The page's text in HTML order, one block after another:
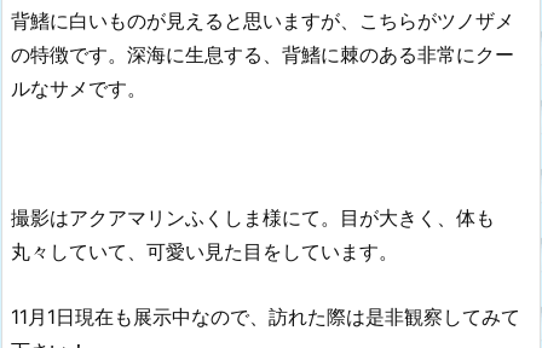
背鰭に白いものが見えると思いますが、こちらがツノザメ
の特徴です。深海に生息する、背鰭に棘のある非常にクー
ルなサメです。
撮影はアクアマリンふくしま様にて。目が大きく、体も
丸々していて、可愛い見た目をしています。
11月1日現在も展示中なので、訪れた際は是非観察してみて